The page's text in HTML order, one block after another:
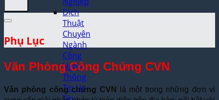
Dịch
Thuật
Chuyên
Ngành
Công
Nghệ
Thông
Tin Uy
Phụ Lục
Văn Phòng Công Chứng CVN
Văn phòng công chứng CVN
là một trong những đơn vị